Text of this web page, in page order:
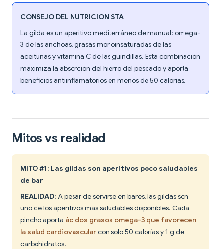
CONSEJO DEL NUTRICIONISTA
La gilda es un aperitivo mediterráneo de manual: omega-
3 de las anchoas, grasas monoinsaturadas de las
aceitunas y vitamina C de las guindillas. Esta combinación
maximiza la absorción del hierro del pescado y aporta
beneficios antiinflamatorios en menos de 50 calorías.
Mitos vs realidad
MITO #1: Las gildas son aperitivos poco saludables
de bar
REALIDAD: A pesar de servirse en bares, las gildas son
uno de los aperitivos más saludables disponibles. Cada
pincho aporta ácidos grasos omega-3 que favorecen
la salud cardiovascularcon solo 50 calorías y 1 g de
carbohidratos.